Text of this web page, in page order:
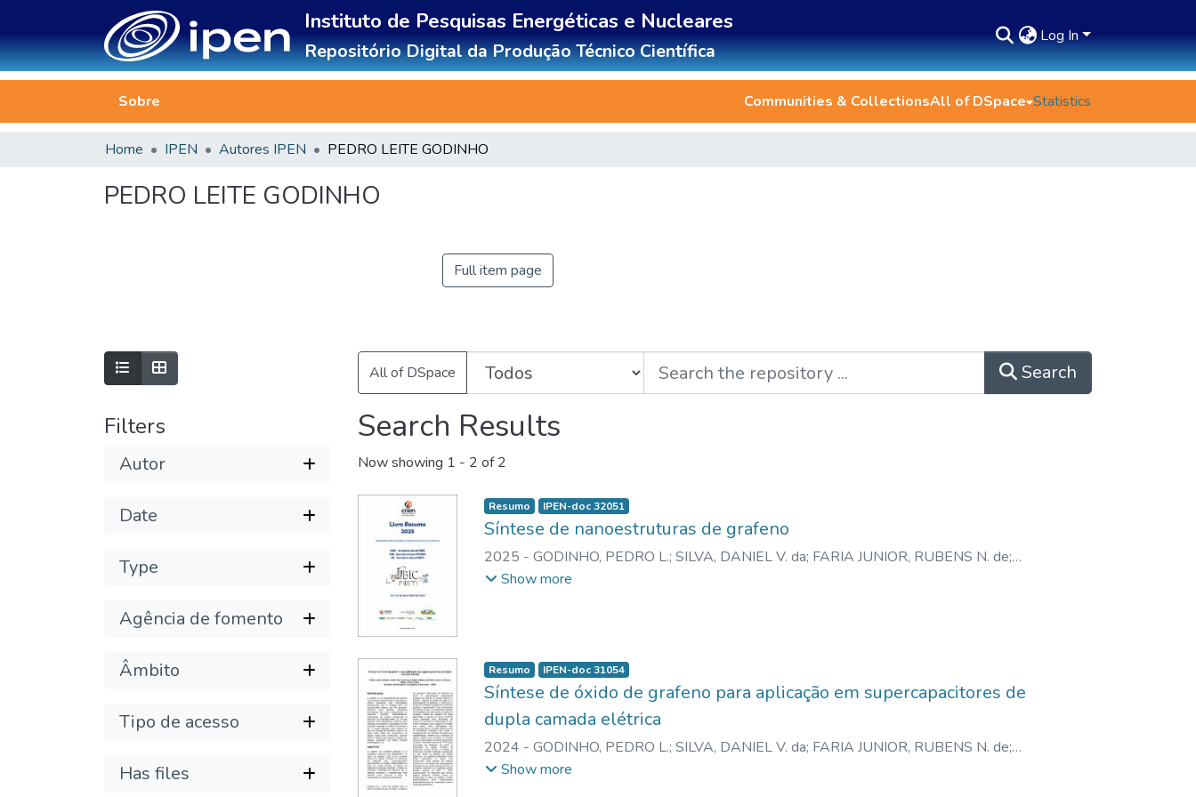
Instituto de Pesquisas Energéticas e Nucleares
Repositório Digital da Produção Técnico Científica
Log In
Sobre Communities & CollectionsAll of DSpace Statistics
Home IPEN Autores IPEN PEDRO LEITE GODINHO
PEDRO LEITE GODINHO
Full item page
Filters
Autor
Date
Type
Agência de fomento
Âmbito
Tipo de acesso
Has files
All of DSpace Search
Search Results
Now showing 1 - 2 of 2
Resumo IPEN-doc 32051
Síntese de nanoestruturas de grafeno
2025 -GODINHO, PEDRO L.;SILVA, DANIEL V. da; FARIA JUNIOR, RUBENS N. de;
LAZAR, DOLORES R. R.
Show more
Resumo IPEN-doc 31054
Síntese de óxido de grafeno para aplicação em supercapacitores de
dupla camada elétrica
2024 -GODINHO, PEDRO L.;SILVA, DANIEL V. da; FARIA JUNIOR, RUBENS N. de;
LAZAR, DOLORES R.R.
Show more